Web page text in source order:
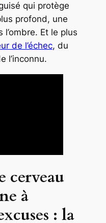
qui protège
profond, une
Et le plus
de l’échec, du
l’inconnu.
cerveau
à
: la